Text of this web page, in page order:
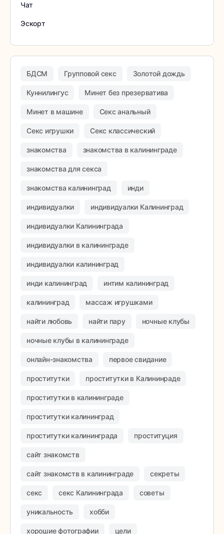
Чат
Эскорт
БДСМ Групповой секс Золотой дождь
Куннилингус Минет без презерватива
Минет в машине Секс анальный
Секс игрушки Секс классический
знакомства знакомства в калининграде
знакомства для секса
знакомства калининград инди
индивидуалки индивидуалки Калининград
индивидуалки Калининграда
индивидуалки в калининграде
индивидуалки калининград
инди калининград интим калининград
калининград массаж игрушками
найти любовь найти пару ночные клубы
ночные клубы в калининграде
онлайн-знакомства первое свидание
проститутки проститутки в Калининраде
проститутки в калининграде
проститутки калининград
проститутки калининграда проституция
сайт знакомств
сайт знакомств в калининграде секреты
секс секс Калининграда советы
уникальность хобби
хорошие фотографии цели